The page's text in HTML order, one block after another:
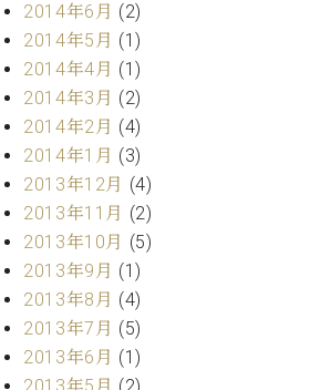
2014年6月 (2)
2014年5月 (1)
2014年4月 (1)
2014年3月 (2)
2014年2月 (4)
2014年1月 (3)
2013年12月 (4)
2013年11月 (2)
2013年10月 (5)
2013年9月 (1)
2013年8月 (4)
2013年7月 (5)
2013年6月 (1)